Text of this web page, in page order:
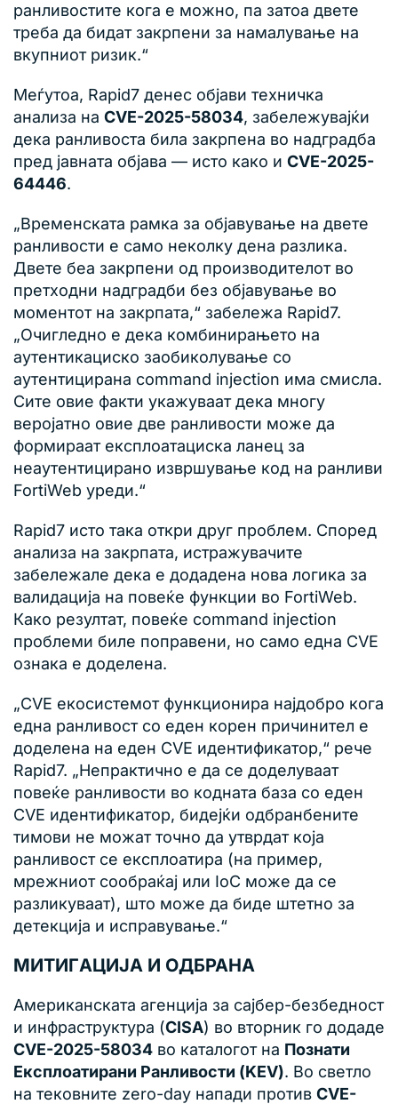
ранливостите кога е можно, па затоа двете
треба да бидат закрпени за намалување на
вкупниот ризик.“
Меѓутоа, Rapid7 денес објави техничка
анализа на CVE-2025-58034, забележувајќи
дека ранливоста била закрпена во надградба
пред јавната објава — исто како и CVE-2025-
64446.
„Временската рамка за објавување на двете
ранливости е само неколку дена разлика.
Двете беа закрпени од производителот во
претходни надградби без објавување во
моментот на закрпата,“ забележа Rapid7.
„Очигледно е дека комбинирањето на
аутентикациско заобиколување со
аутентицирана command injection има смисла.
Сите овие факти укажуваат дека многу
веројатно овие две ранливости може да
формираат експлоатациска ланец за
неаутентицирано извршување код на ранливи
FortiWeb уреди.“
Rapid7 исто така откри друг проблем. Според
анализа на закрпата, истражувачите
забележале дека е додадена нова логика за
валидација на повеќе функции во FortiWeb.
Како резултат, повеќе command injection
проблеми биле поправени, но само една CVE
ознака е доделена.
„CVE екосистемот функционира најдобро кога
една ранливост со еден корен причинител е
доделена на еден CVE идентификатор,“ рече
Rapid7. „Непрактично е да се доделуваат
повеќе ранливости во кодната база со еден
CVE идентификатор, бидејќи одбранбените
тимови не можат точно да утврдат која
ранливост се експлоатира (на пример,
мрежниот сообраќај или IoC може да се
разликуваат), што може да биде штетно за
детекција и исправување.“
МИТИГAЦИЈА И ОДБРАНА
Американската агенција за сајбер-безбедност
и инфраструктура (CISA) во вторник го додаде
CVE-2025-58034 во каталогот на Познати
Експлоатирани Ранливости (KEV). Во светло
на тековните zero-day напади против CVE-